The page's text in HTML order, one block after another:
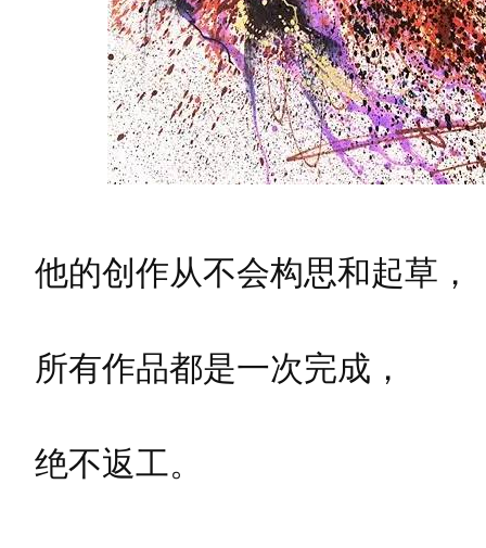
他的创作从不会构思和起草，
所有作品都是一次完成，
绝不返工。